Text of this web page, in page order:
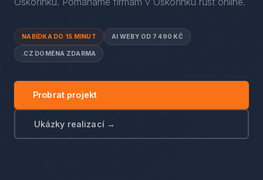
NABÍDKA DO 15 MINUT AI WEBY OD 7 490 KČ
.CZ DOMÉNA ZDARMA
Probrat projekt
Ukázky realizací →